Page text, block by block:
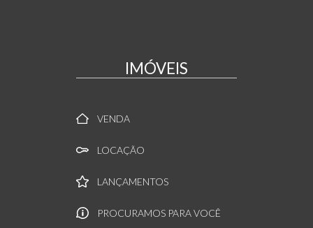
IMÓVEIS
VENDA
LOCAÇÃO
LANÇAMENTOS
PROCURAMOS PARA VOCÊ